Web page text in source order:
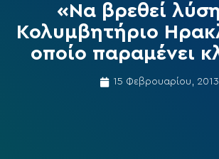
«Να βρεθεί
Κολυμβητήριο
οποίο παραμένει
15 Φεβρουαρίου, 2013